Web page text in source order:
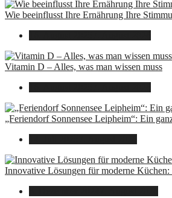
Wie beeinflusst Ihre Ernährung Ihre
Vitamin D – Alles, was man wissen muss
„Feriendorf Sonnensee Leipheim“: Ein
Innovative Lösungen für moderne